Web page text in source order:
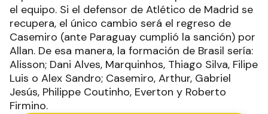
el equipo. Si el defensor de Atlético de Madrid se
recupera, el único cambio será el regreso de
Casemiro (ante Paraguay cumplió la sanción) por
Allan. De esa manera, la formación de Brasil sería:
Alisson; Dani Alves, Marquinhos, Thiago Silva, Filipe
Luis o Alex Sandro; Casemiro, Arthur, Gabriel
Jesús, Philippe Coutinho, Everton y Roberto
Firmino.